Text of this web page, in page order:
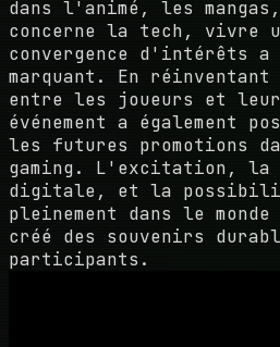
dans l'animé, les
concerne la tech, vivre
convergence d'intérêts
marquant. En
entre les joueurs et
événement a également
les futures promotions
gaming. L'excitation, la
digitale, et la
pleinement dans le
créé des souvenirs
participants.